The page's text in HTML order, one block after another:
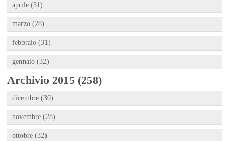
aprile (31)
marzo (28)
febbraio (31)
gennaio (32)
Archivio 2015 (258)
dicembre (30)
novembre (28)
ottobre (32)